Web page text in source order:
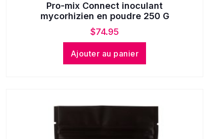
Pro-mix Connect inoculant
mycorhizien en poudre 250 G
$74.95
Ajouter au panier